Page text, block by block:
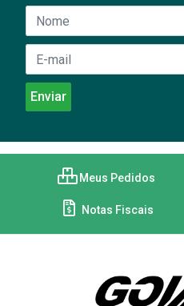
Meus Pedidos
Notas Fiscais